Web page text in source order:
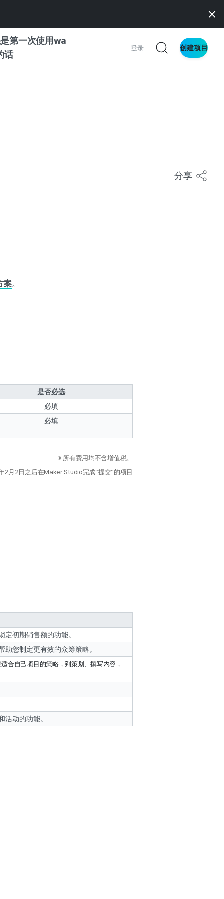
第一次使用wa
话
登录 创建项目
分享
案。
是否必选
必填
必填
不含增值税。
2月2日之后在Maker Studio完成“提交”的项目
定初期销售额的功能。
您制定更有效的众筹策略。
合自己项目的策略，到策划、撰写内容，
活动的功能。